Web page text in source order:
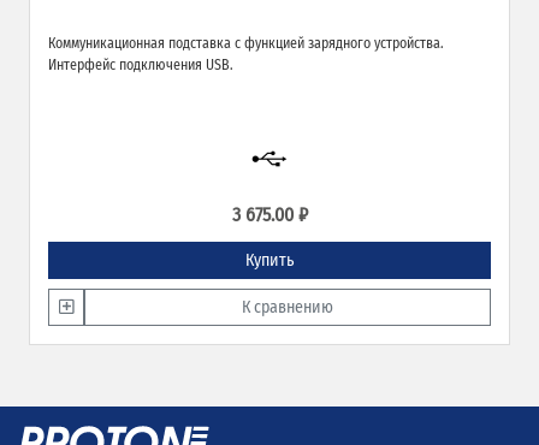
Коммуникационная подставка с функцией зарядного устройства.
Интерфейс подключения USB.
3 675.00 ₽
Купить
К сравнению